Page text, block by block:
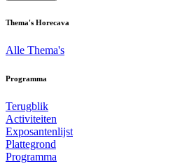
Thema's Horecava
Alle Thema's
Programma
Terugblik
Activiteiten
Exposantenlijst
Plattegrond
Programma